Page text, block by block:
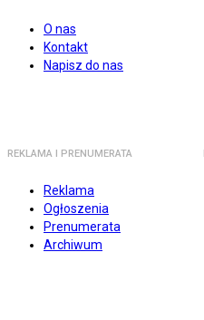
O nas
Kontakt
Napisz do nas
REKLAMA I PRENUMERATA
Reklama
Ogłoszenia
Prenumerata
Archiwum